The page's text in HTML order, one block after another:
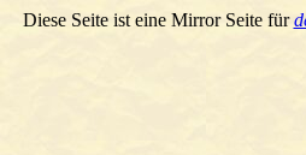
Diese Seite ist eine Mirror Seite für